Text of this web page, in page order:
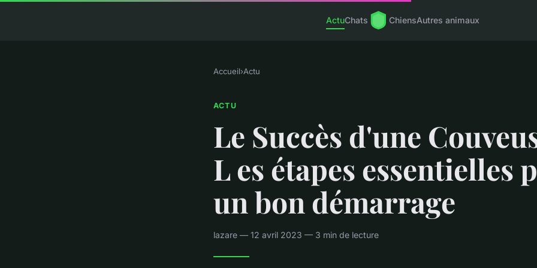
ActuChats ChiensAutres animaux
Accueil›Actu
ACTU
Le Succès d'une
L es étapes essentielles
un bon démarrage
lazare — 12 avril 2023 — 3 min de lecture